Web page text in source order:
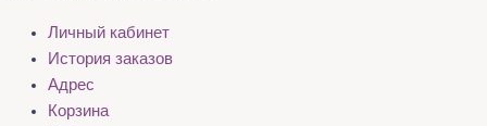
Личный кабинет
История заказов
Адрес
Корзина